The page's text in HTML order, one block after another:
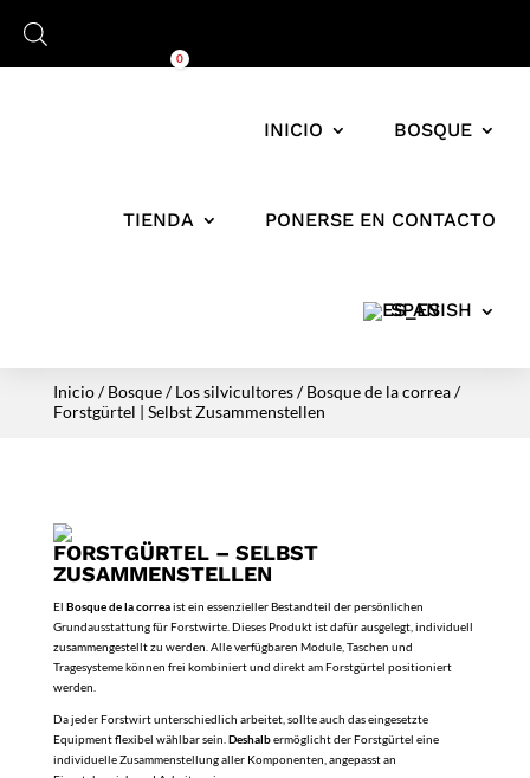
0
INICIO BOSQUE
TIENDA PONERSE EN CONTACTO
SPANISH
Inicio/Bosque/Los silvicultores/Bosque de la correa/
Forstgürtel | Selbst Zusammenstellen
FORSTGÜRTEL – SELBST
ZUSAMMENSTELLEN
El Bosque de la correaist ein essenzieller Bestandteil der persönlichen
Grundausstattung für Forstwirte. Dieses Produkt ist dafür ausgelegt, individuell
zusammengestellt zu werden. Alle verfügbaren Module, Taschen und
Tragesysteme können frei kombiniert und direkt am Forstgürtel positioniert
werden.
Da jeder Forstwirt unterschiedlich arbeitet, sollte auch das eingesetzte
Equipment flexibel wählbar sein. Deshalbermöglicht der Forstgürtel eine
individuelle Zusammenstellung aller Komponenten, angepasst an